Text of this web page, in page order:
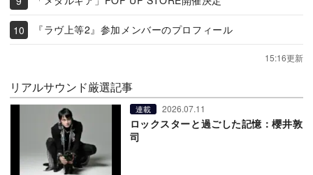
『ラヴ上等2』参加メンバーのプロフィール
15:16更新
リアルサウンド厳選記事
連載 2026.07.11
ロックスターと過ごした記憶：櫻井敦
司